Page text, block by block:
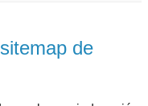
de